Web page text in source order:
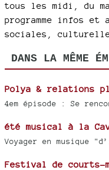
tous les midi, du
programme infos et
sociales,
DANS LA MÊME
Polya & relations
4em épisode : Se
été musical à la
Voyager en musique
Festival de courts-